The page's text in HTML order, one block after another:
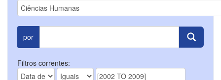
por
Filtros correntes: